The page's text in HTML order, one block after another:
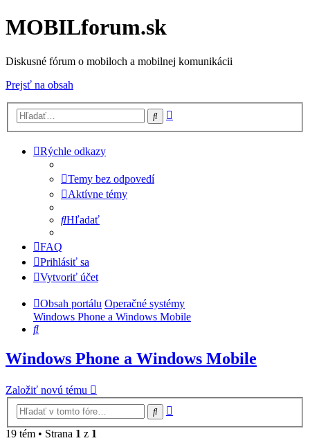
MOBILforum.sk
Diskusné fórum o mobiloch a mobilnej komunikácii
Prejsť na obsah
Hľadať
Rýchle odkazy
Temy bez odpovedí
Aktívne témy
Hľadať
FAQ
Prihlásiť sa
Vytvoriť účet
Obsah portálu Operačné systémy
Windows Phone a Windows Mobile
Hľadať
Windows Phone a Windows Mobile
Založiť novú tému
Hľadať
19 tém • Strana 1 z 1